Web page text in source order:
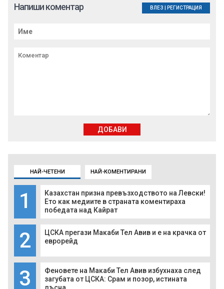
НАЙ-ЧЕТЕНИ НАЙ-КОМЕНТИРАНИ
1
Казахстан призна превъзходството на Левски!
Ето как медиите в страната коментираха
победата над Кайрат
2
ЦСКА прегази Макаби Тел Авив и е на крачка от
еврорейд
3
Феновете на Макаби Тел Авив избухнаха след
загубата от ЦСКА: Срам и позор, истината
Напиши коментар ВЛЕЗ РЕГИСТРАЦИЯ
ДОБАВИ